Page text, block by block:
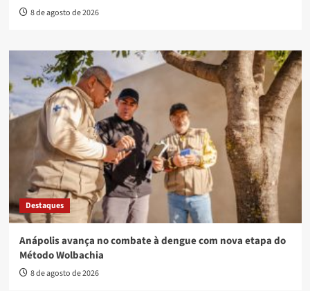
8 de agosto de 2026
Destaques
Anápolis avança no combate à dengue com nova etapa do
Método Wolbachia
8 de agosto de 2026